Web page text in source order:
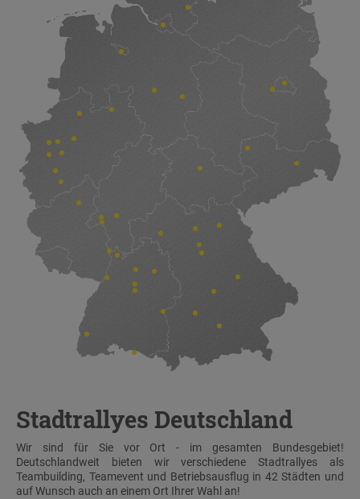
Stadtrallyes Deutschland
Wir sind für Sie vor Ort - im gesamten Bundesgebiet!
Deutschlandweit bieten wir verschiedene Stadtrallyes als
Teambuilding, Teamevent und Betriebsausflug in 42 Städten und
auf Wunsch auch an einem Ort Ihrer Wahl an!